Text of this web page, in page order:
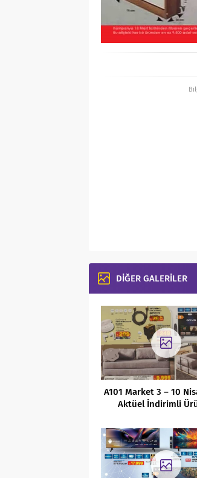
DİĞER GALERİLER
A101 Market 3 – 10
Aktüel İndirimli